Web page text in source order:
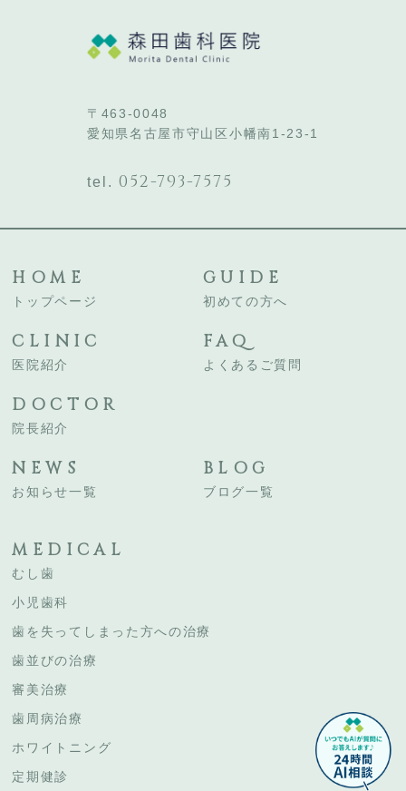
〒463-0048
愛知県名古屋市守山区小幡南1-23-1
tel. 052-793-7575
HOME
トップページ
CLINIC
医院紹介
DOCTOR
院長紹介
GUIDE
初めての方へ
FAQ
よくあるご質問
NEWS
お知らせ一覧
BLOG
ブログ一覧
MEDICAL
むし歯
小児歯科
歯を失ってしまった方への治療
歯並びの治療
審美治療
歯周病治療
ホワイトニング
定期健診